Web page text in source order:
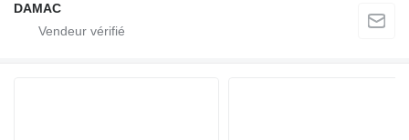
DAMAC